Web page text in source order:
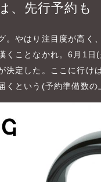
、先行予約も
。やはり注目度が高く
くことなかれ。6月1
決定した。ここに行け
くという(予約準備数の